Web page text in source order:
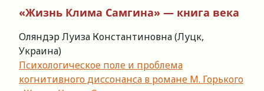
«Жизнь Клима Самгина» — книга века
Оляндэр Луиза Константиновна (Луцк,
Украина)
Психологическое поле и проблема
когнитивного диссонанса в романе М. Горького